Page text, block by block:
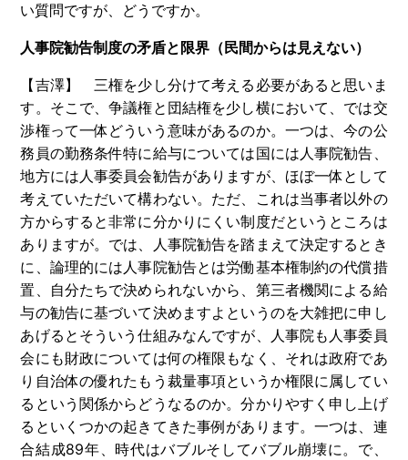
い質問ですが、どうですか。
人事院勧告制度の矛盾と限界（民間からは見えない）
【吉澤】 三権を少し分けて考える必要があると思いま
す。そこで、争議権と団結権を少し横において、では交
渉権って一体どういう意味があるのか。一つは、今の公
務員の勤務条件特に給与については国には人事院勧告、
地方には人事委員会勧告がありますが、ほぼ一体として
考えていただいて構わない。ただ、これは当事者以外の
方からすると非常に分かりにくい制度だというところは
ありますが。では、人事院勧告を踏まえて決定するとき
に、論理的には人事院勧告とは労働基本権制約の代償措
置、自分たちで決められないから、第三者機関による給
与の勧告に基づいて決めますよというのを大雑把に申し
あげるとそういう仕組みなんですが、人事院も人事委員
会にも財政については何の権限もなく、それは政府であ
り自治体の優れたもう裁量事項というか権限に属してい
るという関係からどうなるのか。分かりやすく申し上げ
るといくつかの起きてきた事例があります。一つは、連
合結成89年、時代はバブルそしてバブル崩壊に。で、